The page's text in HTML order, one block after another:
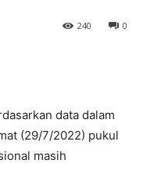
0
240
data dalam
(29/7/2022) pukul
masih